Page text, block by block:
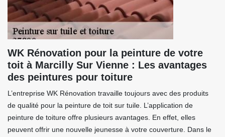
WK Rénovation pour la peinture de votre
toit à Marcilly Sur Vienne : Les avantages
des peintures pour toiture
L’entreprise WK Rénovation travaille toujours avec des produits
de qualité pour la peinture de toit sur tuile. L’application de
peinture de toiture offre plusieurs avantages. En effet, elles
peuvent offrir une nouvelle jeunesse à votre couverture. Dans le